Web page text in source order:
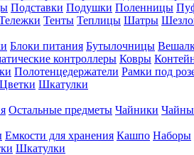
Подставки Подушки Поленницы
Тенты Теплицы Шатры
Блоки питания Бутылочницы
контроллеры Ковры
Полотенцедержатели Рамки под
Цветки Шкатулки
Остальные предметы Чайники
Емкости для хранения Кашпо Наборы
Шкатулки